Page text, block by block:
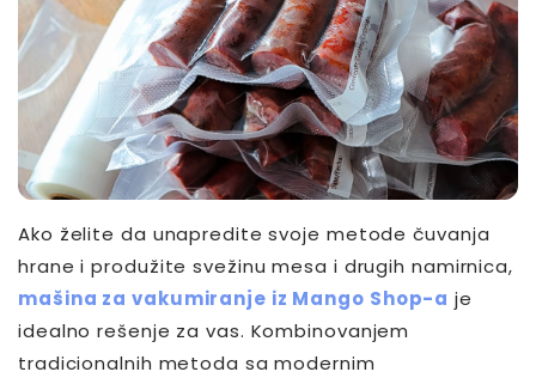
Ako želite da unapredite svoje metode čuvanja
hrane i produžite svežinu mesa i drugih namirnica,
mašina za vakumiranje iz Mango Shop-a je
idealno rešenje za vas. Kombinovanjem
tradicionalnih metoda sa modernim